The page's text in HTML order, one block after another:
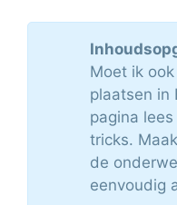
Moet ik
plaatsen in
pagina
tricks.
de
eenvoudig